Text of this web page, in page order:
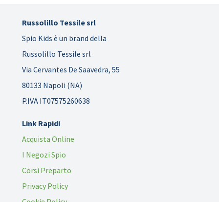
Russolillo Tessile srl
Spio Kids è un brand della
Russolillo Tessile srl
Via Cervantes De Saavedra, 55
80133 Napoli (NA)
P.IVA IT07575260638
Link Rapidi
Acquista Online
I Negozi Spio
Corsi Preparto
Privacy Policy